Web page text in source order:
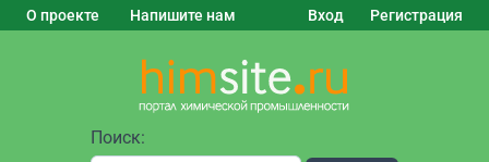
О проекте Напишите нам Вход Регистрация
Поиск: